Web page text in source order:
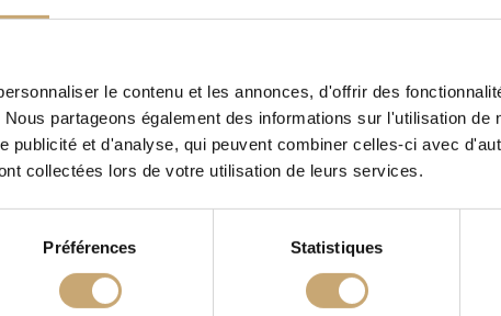
le contenu et les annonces, d'offrir des
partageons également des informations sur l'utilisation de
publicité et d'analyse, qui peuvent combiner celles-ci avec
collectées lors de votre utilisation de leurs services.
Préférences Statistiques